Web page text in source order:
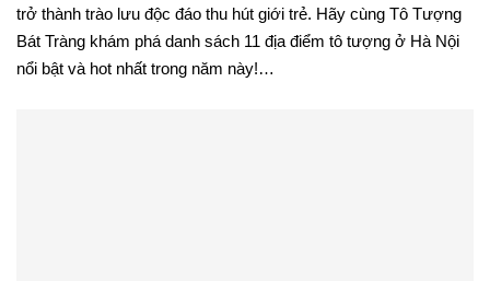
trở thành trào lưu độc đáo thu hút giới trẻ. Hãy cùng Tô Tượng
Bát Tràng khám phá danh sách 11 địa điểm tô tượng ở Hà Nội
nổi bật và hot nhất trong năm này!…